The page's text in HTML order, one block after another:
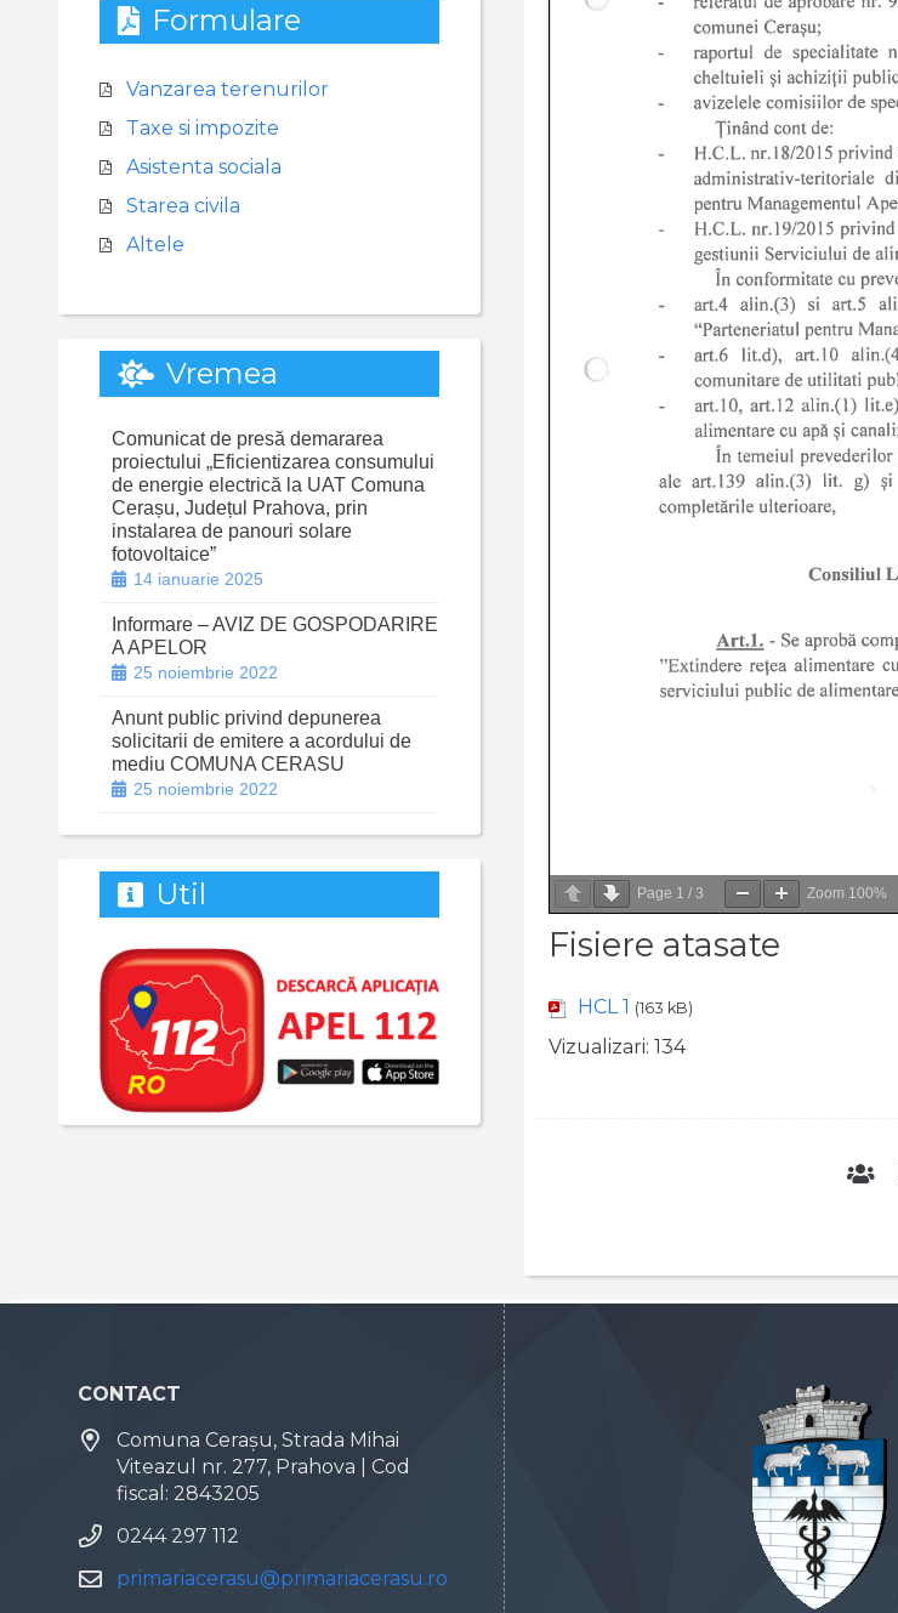
Page 1 / 3 Zoom 100%
Fisiere atasate
HCL 1 (163 kB)
Vizualizari: 134
Formulare
Vanzarea terenurilor
Taxe si impozite
Asistenta sociala
Starea civila
Altele
Vremea
Comunicat de presă demararea
proiectului „Eficientizarea consumului
de energie electrică la UAT Comuna
Cerașu, Județul Prahova, prin
instalarea de panouri solare
fotovoltaice”
14 ianuarie 2025
Informare – AVIZ DE GOSPODARIRE
A APELOR
25 noiembrie 2022
Anunt public privind depunerea
solicitarii de emitere a acordului de
mediu COMUNA CERASU
25 noiembrie 2022
Util
CONTACT
Comuna Cerașu, Strada Mihai
Viteazul nr. 277, Prahova | Cod
fiscal: 2843205
0244 297 112
primariacerasu@primariacerasu.ro